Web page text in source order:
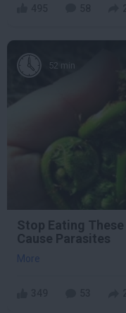
52 min
Stop Eating
Cause Parasites
More